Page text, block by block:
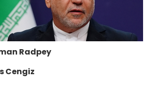
Radpey
Cengiz